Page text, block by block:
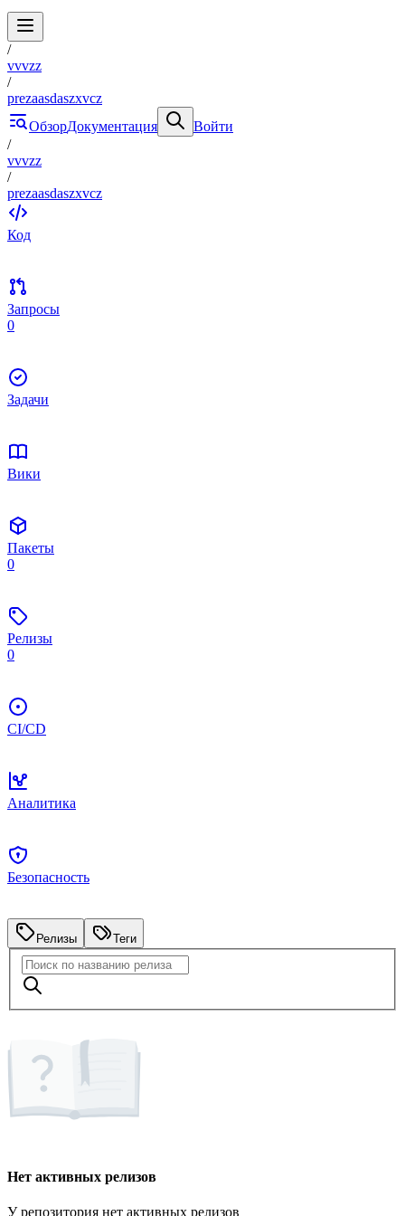
/
vvvzz
/
prezaasdaszxvcz
ОбзорДокументация
Войти
/
vvvzz
/
prezaasdaszxvcz
Код
Запросы
0
Задачи
Вики
Пакеты
0
Релизы
0
CI/CD
Аналитика
Безопасность
Релизы Теги
Нет активных релизов
У репозитория нет активных релизов